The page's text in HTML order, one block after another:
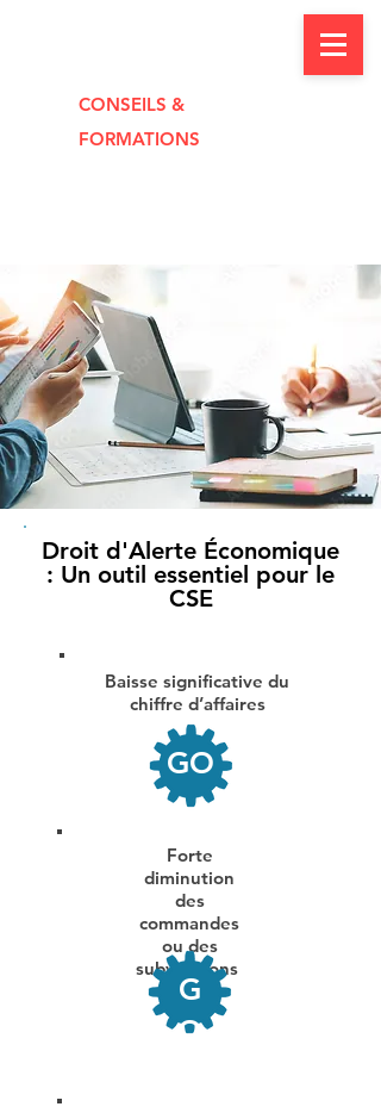
CONSEILS &
FORMATIONS
Droit d'Alerte Économique
: Un outil essentiel pour le
CSE
Baisse significative du
chiffre d’affaires
GO
Forte
diminution
des
commandes
ou des
subventions
G
O